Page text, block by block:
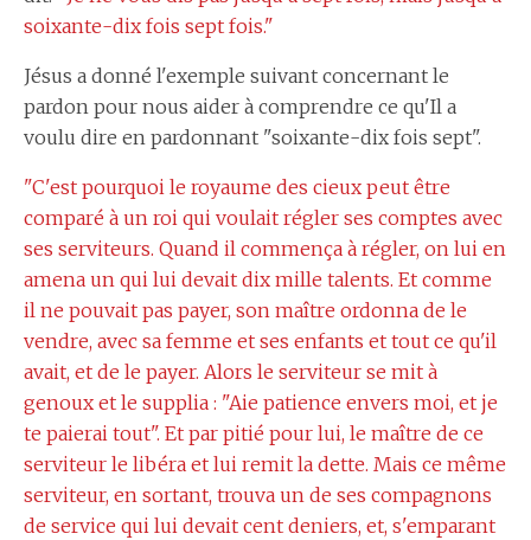
soixante-dix fois sept fois."
Jésus a donné l'exemple suivant concernant le
pardon pour nous aider à comprendre ce qu'Il a
voulu dire en pardonnant "soixante-dix fois sept".
"C'est pourquoi le royaume des cieux peut être
comparé à un roi qui voulait régler ses comptes avec
ses serviteurs. Quand il commença à régler, on lui en
amena un qui lui devait dix mille talents. Et comme
il ne pouvait pas payer, son maître ordonna de le
vendre, avec sa femme et ses enfants et tout ce qu'il
avait, et de le payer. Alors le serviteur se mit à
genoux et le supplia : "Aie patience envers moi, et je
te paierai tout". Et par pitié pour lui, le maître de ce
serviteur le libéra et lui remit la dette. Mais ce même
serviteur, en sortant, trouva un de ses compagnons
de service qui lui devait cent deniers, et, s'emparant